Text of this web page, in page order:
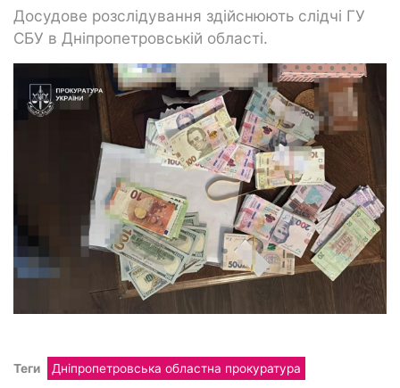
Досудове розслідування здійснюють слідчі ГУ
СБУ в Дніпропетровській області.
Теги Дніпропетровська областна прокуратура